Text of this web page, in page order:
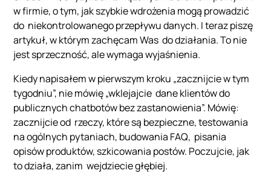
w firmie, o tym, jak szybkie wdrożenia mogą prowadzić
do niekontrolowanego przepływu danych. I teraz piszę
artykuł, w którym zachęcam Was do działania. To nie
jest sprzeczność, ale wymaga wyjaśnienia.
Kiedy napisałem w pierwszym kroku „zacznijcie w tym
tygodniu”, nie mówię „wklejajcie dane klientów do
publicznych chatbotów bez zastanowienia”. Mówię:
zacznijcie od rzeczy, które są bezpieczne, testowania
na ogólnych pytaniach, budowania FAQ, pisania
opisów produktów, szkicowania postów. Poczujcie, jak
to działa, zanim wejdziecie głębiej.